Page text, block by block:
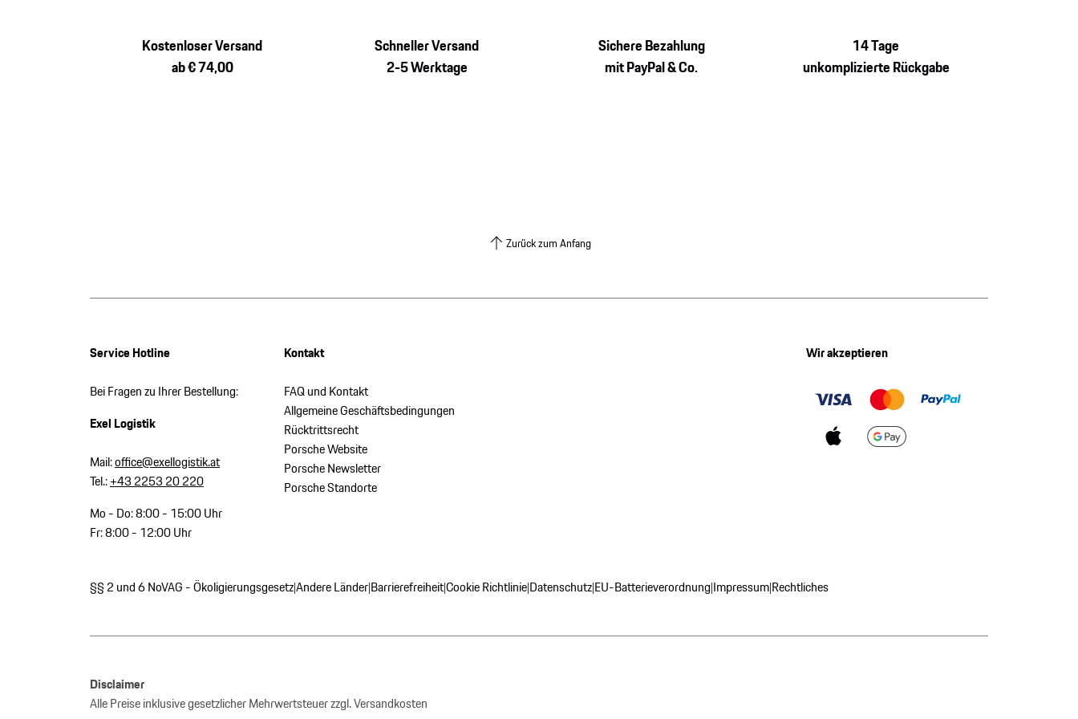
Kostenloser Versand
ab € 74,00
Schneller Versand
2-5 Werktage
Sichere Bezahlung
mit PayPal & Co.
14 Tage
unkomplizierte Rückgabe
Zurück zum Anfang
Service Hotline
Bei Fragen zu Ihrer Bestellung:
Exel Logistik
Mail:office@exellogistik.at
Tel.:+43 2253 20 220
Mo - Do: 8:00 - 15:00 Uhr
Fr: 8:00 - 12:00 Uhr
Kontakt
FAQ und Kontakt
Allgemeine Geschäftsbedingungen
Rücktrittsrecht
Porsche Website
Porsche Newsletter
Porsche Standorte
Wir akzeptieren
§§ 2 und 6 NoVAG - Ökoligierungsgesetz|Andere Länder|Barrierefreiheit|Cookie Richtlinie|Datenschutz|EU-Batterieverordnung|Impressum|Rechtliches
Disclaimer
Alle Preise inklusive gesetzlicher Mehrwertsteuer zzgl. Versandkosten